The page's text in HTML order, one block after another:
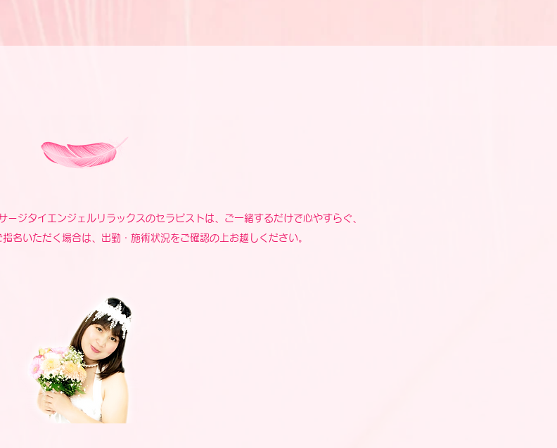
ジタイエンジェルリラックスのセラピストは、ご一緒するだけで心やすらぐ、
名いただく場合は、出勤・施術状況をご確認の上お越しください。